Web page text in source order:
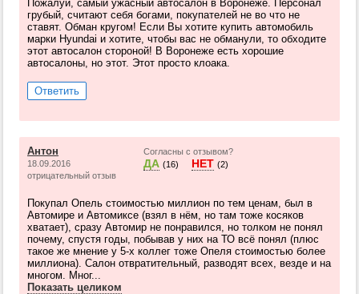
Пожалуй, самый ужасный автосалон в Воронеже. Персонал
грубый, считают себя богами, покупателей не во что не
ставят. Обман кругом! Если Вы хотите купить автомобиль
марки Hyundai и хотите, чтобы вас не обманули, то обходите
этот автосалон стороной! В Воронеже есть хорошие
автосалоны, но этот. Этот просто клоака.
Ответить
Антон
18.09.2016
отрицательный отзыв
Согласны с отзывом?
ДА (16) НЕТ (2)
Покупал Опель стоимостью миллион по тем ценам, был в
Автомире и Автомиксе (взял в нём, но там тоже косяков
хватает), сразу Автомир не понравился, но толком не понял
почему, спустя годы, побывав у них на ТО всё понял (плюс
такое же мнение у 5-х коллег тоже Опеля стоимостью более
миллиона). Салон отвратительный, разводят всех, везде и на
многом. Мног...
Показать целиком